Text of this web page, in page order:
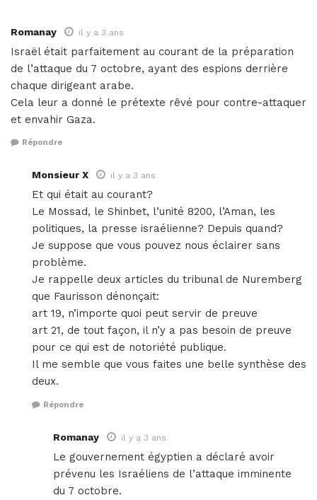
Romanay il y a 3 ans
Israël était parfaitement au courant de la préparation
de l’attaque du 7 octobre, ayant des espions derrière
chaque dirigeant arabe.
Cela leur a donné le prétexte rêvé pour contre-attaquer
et envahir Gaza.
Répondre
Monsieur X il y a 3 ans
Et qui était au courant?
Le Mossad, le Shinbet, l’unité 8200, l’Aman, les
politiques, la presse israélienne? Depuis quand?
Je suppose que vous pouvez nous éclairer sans
problème.
Je rappelle deux articles du tribunal de Nuremberg
que Faurisson dénonçait:
art 19, n’importe quoi peut servir de preuve
art 21, de tout façon, il n’y a pas besoin de preuve
pour ce qui est de notoriété publique.
Il me semble que vous faites une belle synthèse des
deux.
Répondre
Romanay il y a 3 ans
Le gouvernement égyptien a déclaré avoir
prévenu les Israéliens de l’attaque imminente
du 7 octobre.